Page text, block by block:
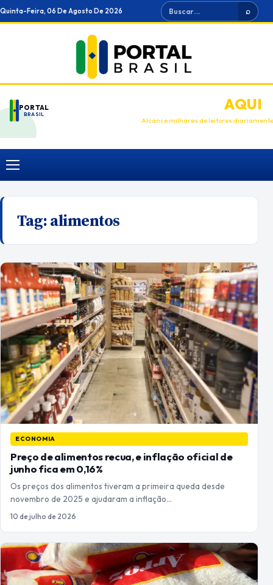
Ir
para
Quinta-Feira, 06 De Agosto De 2026 Buscar ⌕
PORTAL
BRASIL
ANUNCIEAQUI
Alcance milhares de leitores diariamente
Menu
Tag:alimentos
ECONOMIA
Preço de alimentos recua, e inflação oficial de
junho fica em 0,16%
Os preços dos alimentos tiveram a primeira queda desde
novembro de 2025 e ajudaram a inflação…
10 de julho de 2026